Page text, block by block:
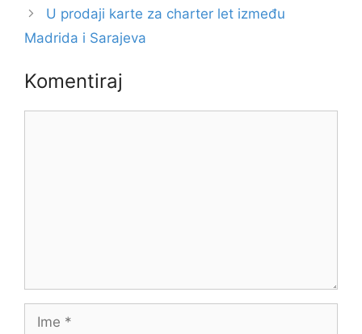
U prodaji karte za charter let između
Madrida i Sarajeva
Komentiraj
Ime